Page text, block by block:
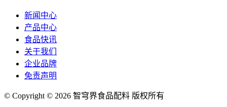
新闻中心
产品中心
食品快讯
关于我们
企业品牌
免责声明
© Copyright © 2026 智穹界食品配料 版权所有